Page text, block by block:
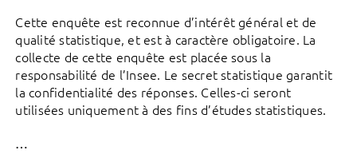
Cette enquête est reconnue d’intérêt général et de
qualité statistique, et est à caractère obligatoire. La
collecte de cette enquête est placée sous la
responsabilité de l’Insee. Le secret statistique garantit
la confidentialité des réponses. Celles-ci seront
utilisées uniquement à des fins d’études statistiques.